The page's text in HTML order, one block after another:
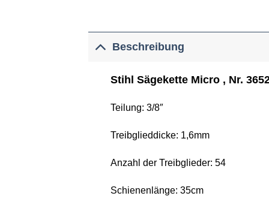
Beschreibung
Stihl Sägekette Micro , Nr.
Teilung: 3/8″
Treibglieddicke: 1,6mm
Anzahl der Treibglieder: 54
Schienenlänge: 35cm